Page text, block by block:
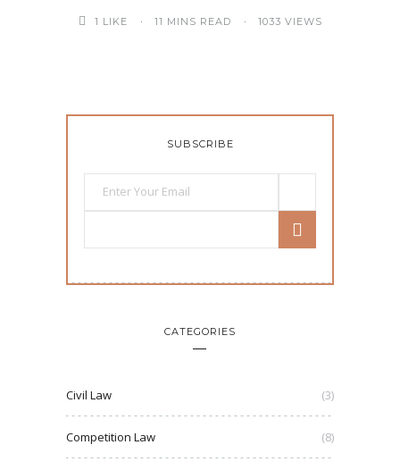
1 LIKE 11 MINS READ 1033 VIEWS
SUBSCRIBE
CATEGORIES
Civil Law (3)
Competition Law (8)